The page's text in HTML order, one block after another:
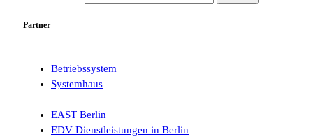
Partner
Betriebssystem
Systemhaus
EAST Berlin
EDV Dienstleistungen in Berlin